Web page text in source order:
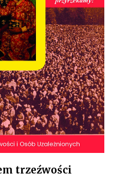
trzeźwości